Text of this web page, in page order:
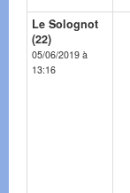
Le Solognot
(22)
05/06/2019 à
13:16